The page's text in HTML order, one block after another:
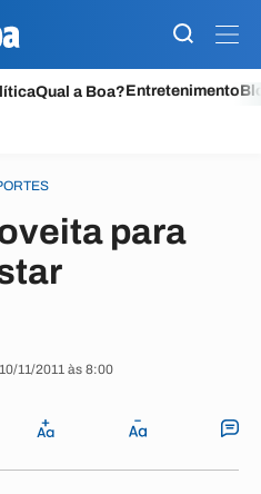
Qual a Boa?Entretenimento
para
11/2011 às 8:00